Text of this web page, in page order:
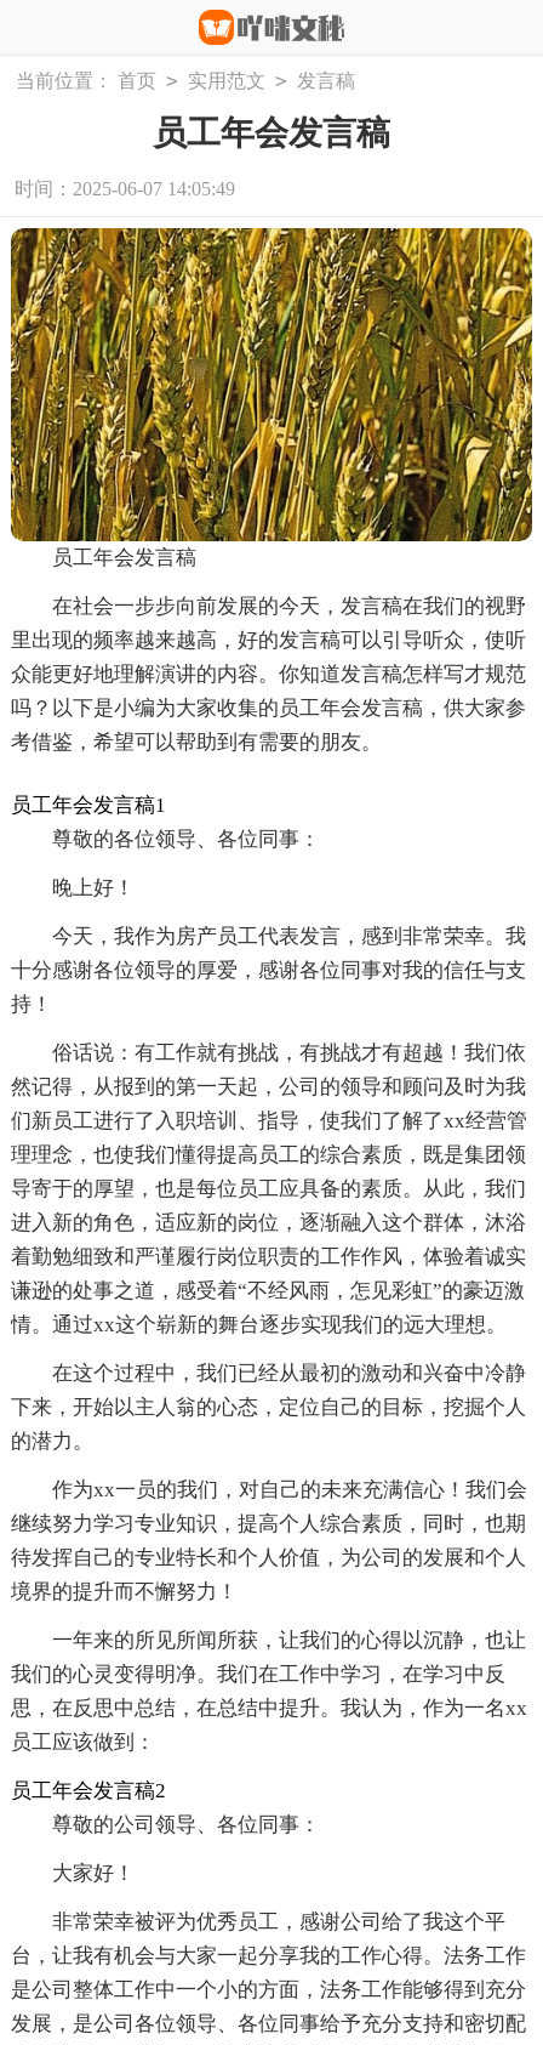
当前位置： 首页 > 实用范文 > 发言稿
员工年会发言稿
时间：2025-06-07 14:05:49
员工年会发言稿
在社会一步步向前发展的今天，发言稿在我们的视野
里出现的频率越来越高，好的发言稿可以引导听众，使听
众能更好地理解演讲的内容。你知道发言稿怎样写才规范
吗？以下是小编为大家收集的员工年会发言稿，供大家参
考借鉴，希望可以帮助到有需要的朋友。
员工年会发言稿1
尊敬的各位领导、各位同事：
晚上好！
今天，我作为房产员工代表发言，感到非常荣幸。我
十分感谢各位领导的厚爱，感谢各位同事对我的信任与支
持！
俗话说：有工作就有挑战，有挑战才有超越！我们依
然记得，从报到的第一天起，公司的领导和顾问及时为我
们新员工进行了入职培训、指导，使我们了解了xx经营管
理理念，也使我们懂得提高员工的综合素质，既是集团领
导寄于的厚望，也是每位员工应具备的素质。从此，我们
进入新的角色，适应新的岗位，逐渐融入这个群体，沐浴
着勤勉细致和严谨履行岗位职责的工作作风，体验着诚实
谦逊的处事之道，感受着“不经风雨，怎见彩虹”的豪迈激
情。通过xx这个崭新的舞台逐步实现我们的远大理想。
在这个过程中，我们已经从最初的激动和兴奋中冷静
下来，开始以主人翁的心态，定位自己的目标，挖掘个人
的潜力。
作为xx一员的我们，对自己的未来充满信心！我们会
继续努力学习专业知识，提高个人综合素质，同时，也期
待发挥自己的专业特长和个人价值，为公司的发展和个人
境界的提升而不懈努力！
一年来的所见所闻所获，让我们的心得以沉静，也让
我们的心灵变得明净。我们在工作中学习，在学习中反
思，在反思中总结，在总结中提升。我认为，作为一名xx
员工应该做到：
员工年会发言稿2
尊敬的公司领导、各位同事：
大家好！
非常荣幸被评为优秀员工，感谢公司给了我这个平
台，让我有机会与大家一起分享我的工作心得。法务工作
是公司整体工作中一个小的方面，法务工作能够得到充分
发展，是公司各位领导、各位同事给予充分支持和密切配